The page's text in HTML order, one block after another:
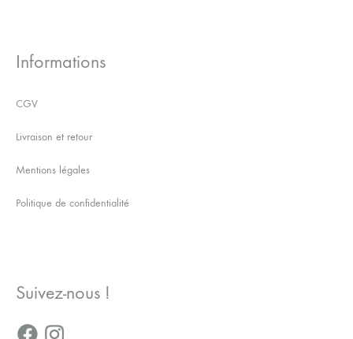
Informations
CGV
Livraison et retour
Mentions légales
Politique de confidentialité
Suivez-nous !